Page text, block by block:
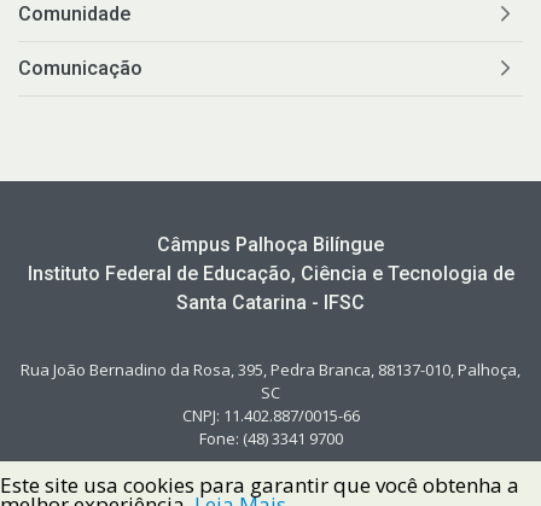
Comunidade
Comunicação
Câmpus Palhoça Bilíngue
Instituto Federal de Educação, Ciência e Tecnologia de
Santa Catarina - IFSC
Rua João Bernadino da Rosa, 395, Pedra Branca, 88137-010, Palhoça,
SC
CNPJ: 11.402.887/0015-66
Fone: (48) 3341 9700
Este site usa cookies para garantir que você obtenha a